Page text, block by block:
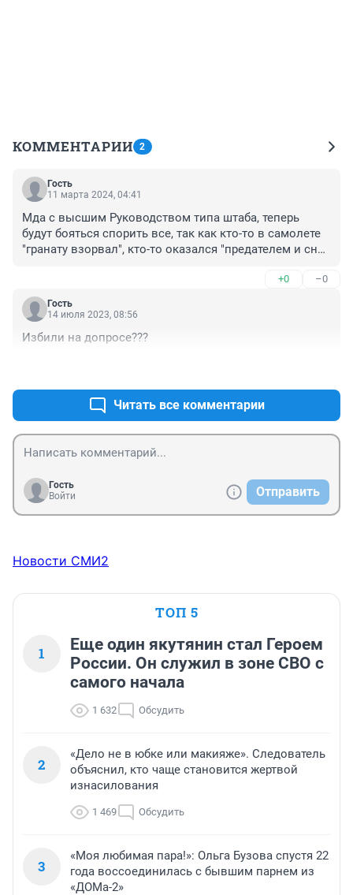
КОММЕНТАРИИ 2
Гость
11 марта 2024, 04:41
Мда с высшим Руководством типа штаба, теперь
будут бояться спорить все, так как кто-то в самолете
"гранату взорвал", кто-то оказался "предателем и снят
ребята" не жалея себя сражались на поле боя? Ну как
говорится всему свое время.
+0 –0
Гость
14 июля 2023, 08:56
Избили на допросе???
Читать все комментарии
Гость
Войти
Отправить
Новости СМИ2
ТОП 5
1
Еще один якутянин стал Героем
России. Он служил в зоне СВО с
самого начала
1 632 Обсудить
2
«Дело не в юбке или макияже». Следователь
объяснил, кто чаще становится жертвой
изнасилования
1 469 Обсудить
3
«Моя любимая пара!»: Ольга Бузова спустя 22
года воссоединилась с бывшим парнем из
«ДОМа-2»